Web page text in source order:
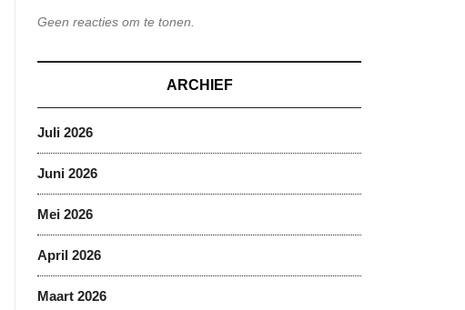
Geen reacties om te tonen.
ARCHIEF
Juli 2026
Juni 2026
Mei 2026
April 2026
Maart 2026